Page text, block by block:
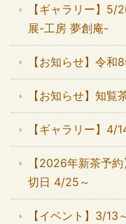
【ギャラリー】
展-工房 夢創庵-
【お知らせ】令
【お知らせ】知覧
【ギャラリー】4/
【2026年新茶予
切日 4/25～
【イベント】3/